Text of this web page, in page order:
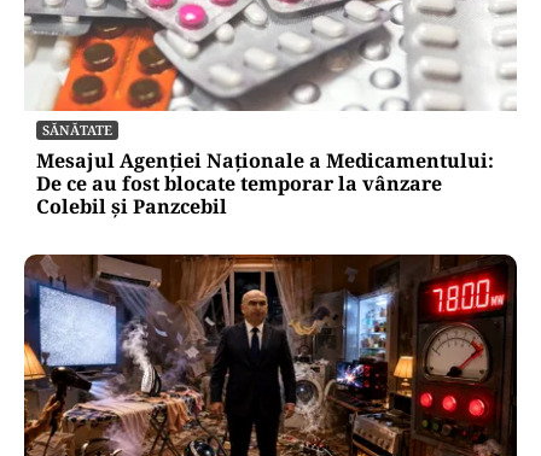
SĂNĂTATE
Mesajul Agenției Naționale a Medicamentului:
De ce au fost blocate temporar la vânzare
Colebil și Panzcebil